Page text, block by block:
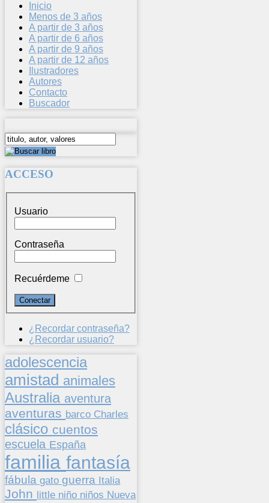
Inicio
Menos de 3 años
A partir de 3 años
A partir de 6 años
A partir de 9 años
A partir de 12 años
Ilustradores
Autores
Contacto
Buscador
ACCESO
Usuario
Contraseña
Recuérdeme
¿Recordar contraseña?
¿Recordar usuario?
adolescencia
amistad animales
Australia aventura
aventuras barco Charles
clásico cuentos
escuela España
familia fantasía
fábula gato guerra Italia
John little niño niños Nueva